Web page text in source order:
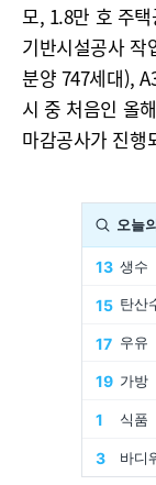
모, 1.8만 호 주
기반시설공사 작
분양 747세대),
시 중 처음인 올
마감공사가 진행